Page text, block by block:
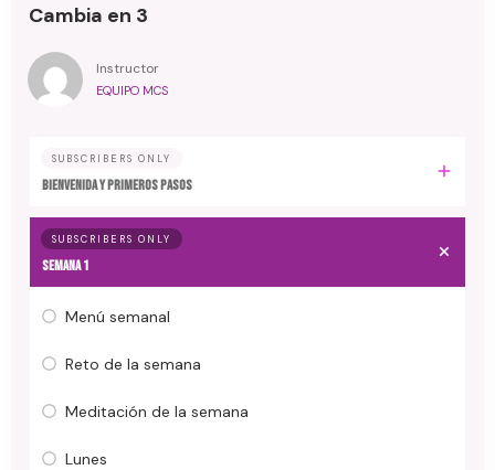
Cambia en 3
Instructor
EQUIPO MCS
SUBSCRIBERS ONLY
Bienvenida y primeros pasos
SUBSCRIBERS ONLY
Semana 1
Menú semanal
Reto de la semana
Meditación de la semana
Lunes